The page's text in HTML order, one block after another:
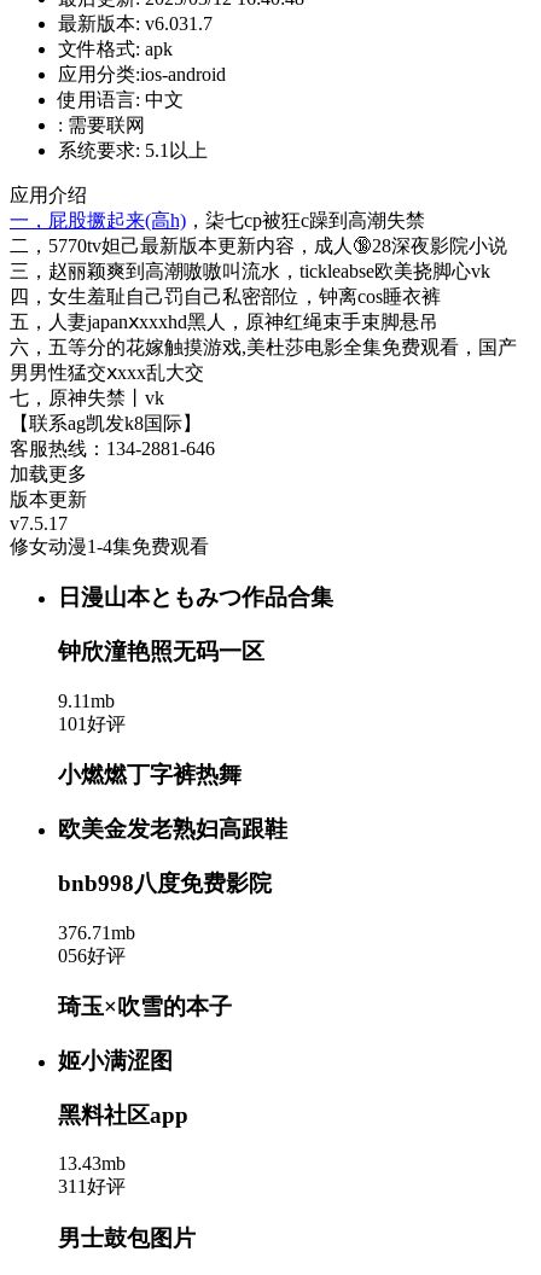
最新版本: v6.031.7
文件格式: apk
应用分类:ios-android
使用语言: 中文
: 需要联网
系统要求: 5.1以上
应用介绍
一，屁股撅起来(高h) ，柒七cp被狂c躁到高潮失禁
二，5770tv妲己最新版本更新内容，成人🔞28深夜影院小说
三，赵丽颖爽到高潮嗷嗷叫流水，tickleabse欧美挠脚心vk
四，女生羞耻自己罚自己私密部位，钟离cos睡衣裤
五，人妻japanⅹxxxhd黑人，原神红绳束手束脚悬吊
六，五等分的花嫁触摸游戏,美杜莎电影全集免费观看，国产
男男性猛交ⅹxxx乱大交
七，原神失禁丨vk
【联系ag凯发k8国际】
客服热线：134-2881-646
加载更多
版本更新
v7.5.17
修女动漫1-4集免费观看
日漫山本ともみつ作品合集
钟欣潼艳照无码一区
9.11mb
101好评
小燃燃丁字裤热舞
欧美金发老熟妇高跟鞋
bnb998八度免费影院
376.71mb
056好评
琦玉×吹雪的本子
姬小满涩图
黑料社区app
13.43mb
311好评
男士鼓包图片